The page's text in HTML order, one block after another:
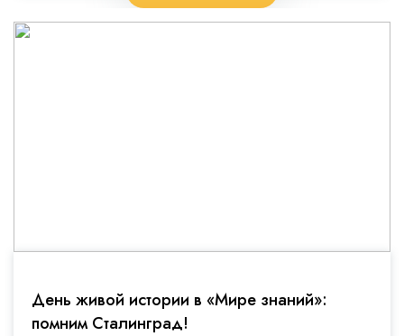
День живой истории в «Мире знаний»:
помним Сталинград!